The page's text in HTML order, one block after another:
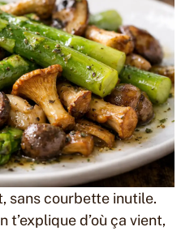
sans courbette inutile.
t’explique d’où ça vient,